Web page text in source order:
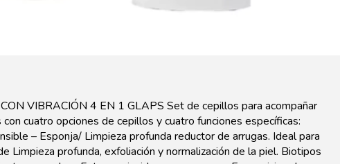
VIBRACIÓN 4 EN 1 GLAPS Set de cepillos para acompañar
cuatro opciones de cepillos y cuatro funciones específicas:
– Esponja/ Limpieza profunda reductor de arrugas. Ideal para
Limpieza profunda, exfoliación y normalización de la piel. Biotipos